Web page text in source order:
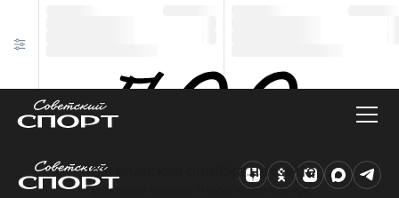
Техническая ошибка на сайте
Произошла ошибка. Чтобы найти нужную